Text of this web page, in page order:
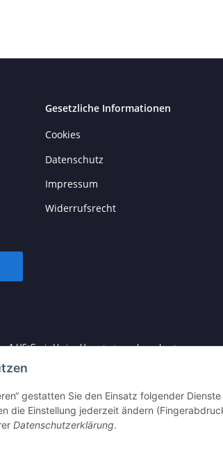
gestatten Sie den Einsatz folgender
die Einstellung jederzeit ändern
Datenschutzerklärung.
Gesetzliche Informationen
Cookies
Datenschutz
Impressum
Widerrufsrecht
1 UStG wird keine Umsatzsteuer berechnet.